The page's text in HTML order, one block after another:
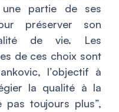
partie de ses
préserver son
de vie. Les
de ces choix sont
l’objectif à
la qualité à la
pas toujours plus”,